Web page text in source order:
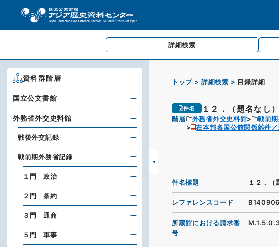
詳細検索
トップ 詳細検索 目録詳細
件名 １２．（題名なし）
階層 外務省外交史料館 戦前
在本邦各国公館関係雑件
件名標題 １２．（
レファレンスコード
所蔵館における請求番
号
資料群階層
国立公文書館
外務省外交史料館
戦後外交記録
戦前期外務省記録
１門 政治
２門 条約
３門 通商
５門 軍事